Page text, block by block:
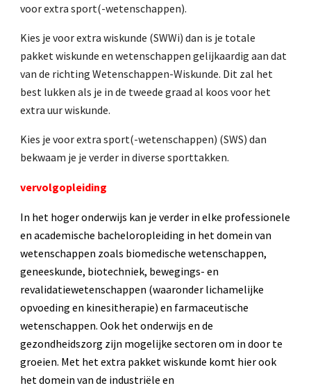
voor extra sport(-wetenschappen).
Kies je voor extra wiskunde (SWWi) dan is je totale
pakket wiskunde en wetenschappen gelijkaardig aan dat
van de richting Wetenschappen-Wiskunde. Dit zal het
best lukken als je in de tweede graad al koos voor het
extra uur wiskunde.
Kies je voor extra sport(-wetenschappen) (SWS) dan
bekwaam je je verder in diverse sporttakken.
vervolgopleiding
In het hoger onderwijs kan je verder in elke professionele
en academische bacheloropleiding in het domein van
wetenschappen zoals biomedische wetenschappen,
geneeskunde, biotechniek, bewegings- en
revalidatiewetenschappen (waaronder lichamelijke
opvoeding en kinesitherapie) en farmaceutische
wetenschappen. Ook het onderwijs en de
gezondheidszorg zijn mogelijke sectoren om in door te
groeien. Met het extra pakket wiskunde komt hier ook
het domein van de industriële en